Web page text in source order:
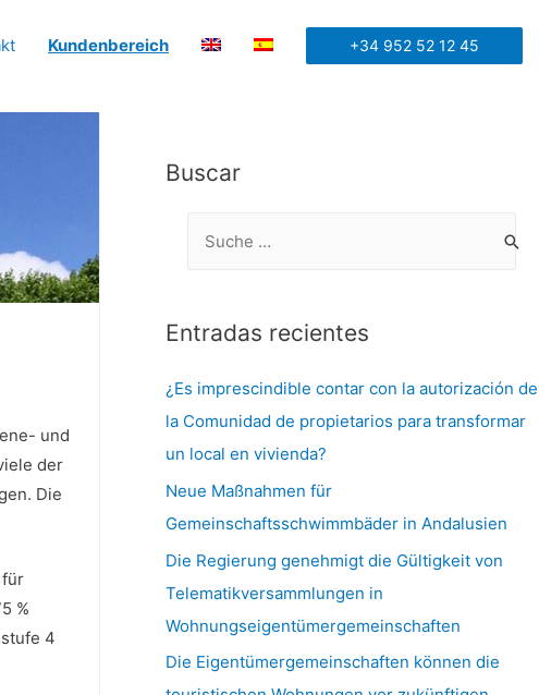
Kundenbereich +34 952 52 12 45
und
der
Die
für
%
4
Buscar
Entradas recientes
¿Es imprescindible contar con la autorización de
la Comunidad de propietarios para transformar
un local en vivienda?
Neue Maßnahmen für
Gemeinschaftsschwimmbäder in Andalusien
Die Regierung genehmigt die Gültigkeit von
Telematikversammlungen in
Wohnungseigentümergemeinschaften
Die Eigentümergemeinschaften können die